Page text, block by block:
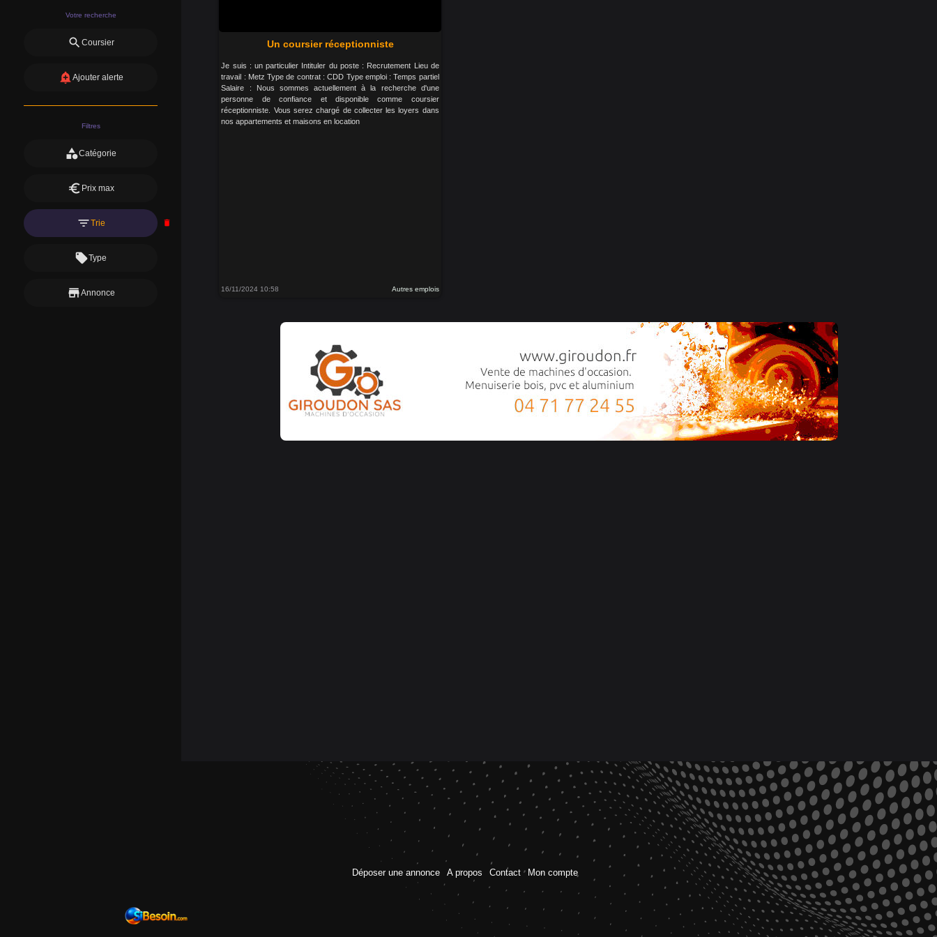
Votre recherche
search Coursier
add_alertAjouter alerte
Filtres
categoryCatégorie
euro Prix max
filter_listTrie delete
local_offerType
storeAnnonce
Un coursier réceptionniste
Je suis : un particulier Intituler du poste : Recrutement Lieu de
travail : Metz Type de contrat : CDD Type emploi : Temps partiel
Salaire : Nous sommes actuellement à la recherche d'une
personne de confiance et disponible comme coursier
réceptionniste. Vous serez chargé de collecter les loyers dans
nos appartements et maisons en location
16/11/2024 10:58 Autres emplois
Déposer une annonce A propos Contact Mon compte